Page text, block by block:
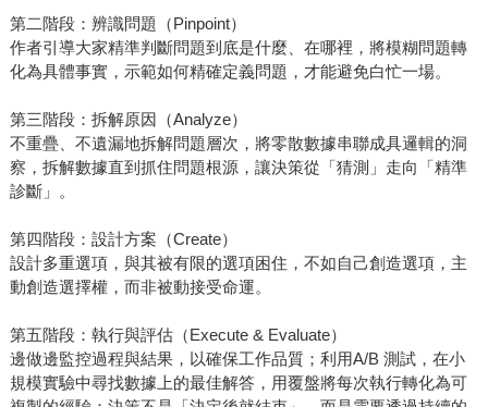
第二階段：辨識問題（Pinpoint）
作者引導大家精準判斷問題到底是什麼、在哪裡，將模糊問題轉
化為具體事實，示範如何精確定義問題，才能避免白忙一場。
第三階段：拆解原因（Analyze）
不重疊、不遺漏地拆解問題層次，將零散數據串聯成具邏輯的洞
察，拆解數據直到抓住問題根源，讓決策從「猜測」走向「精準
診斷」。
第四階段：設計方案（Create）
設計多重選項，與其被有限的選項困住，不如自己創造選項，主
動創造選擇權，而非被動接受命運。
第五階段：執行與評估（Execute & Evaluate）
邊做邊監控過程與結果，以確保工作品質；利用A/B 測試，在小
規模實驗中尋找數據上的最佳解答，用覆盤將每次執行轉化為可